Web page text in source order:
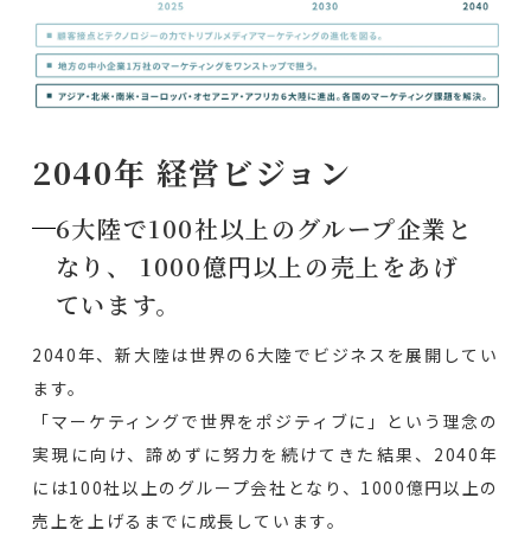
2040年 経営ビジョン
6大陸で100社以上のグループ企業と
なり、 1000億円以上の売上をあげ
ています。
​2040年、新大陸は世界の6大陸でビジネスを展開してい
ます。
「マーケティングで世界をポジティブに」という理念の
実現に向け、諦めずに努力を続けてきた結果、2040年
には100社以上のグループ会社となり、1000億円以上の
売上を上げるまでに成長しています。